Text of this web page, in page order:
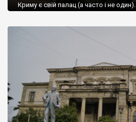
Криму є свій палац (а часто і не один).